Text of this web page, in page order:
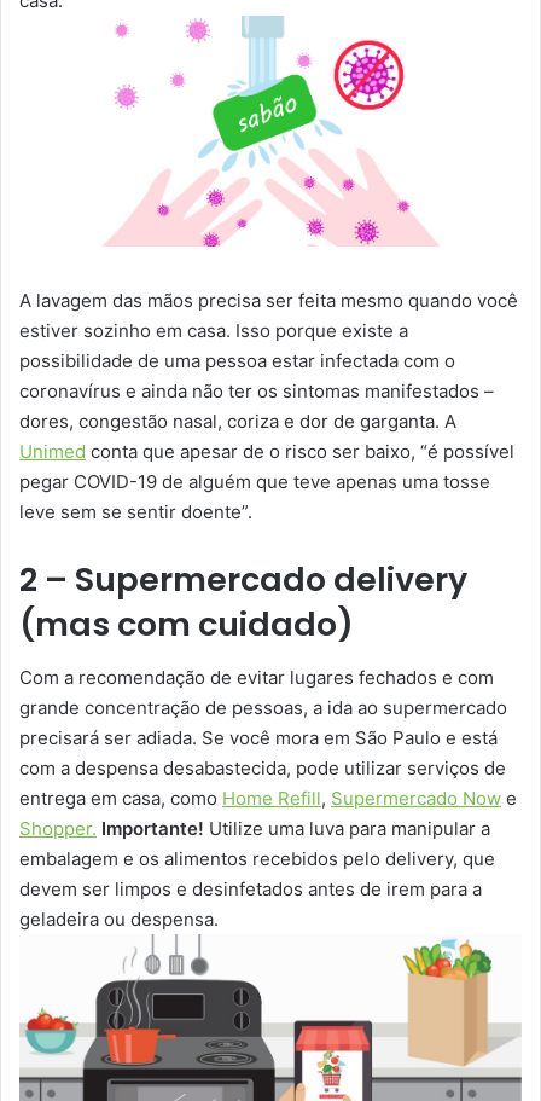
A lavagem das mãos precisa ser feita mesmo quando você
estiver sozinho em casa. Isso porque existe a
possibilidade de uma pessoa estar infectada com o
coronavírus e ainda não ter os sintomas manifestados –
dores, congestão nasal, coriza e dor de garganta. A
Unimed conta que apesar de o risco ser baixo, “é possível
pegar COVID-19 de alguém que teve apenas uma tosse
leve sem se sentir doente”.
2 – Supermercado delivery
(mas com cuidado)
Com a recomendação de evitar lugares fechados e com
grande concentração de pessoas, a ida ao supermercado
precisará ser adiada. Se você mora em São Paulo e está
com a despensa desabastecida, pode utilizar serviços de
entrega em casa, como Home Refill, Supermercado Now e
Shopper. Importante! Utilize uma luva para manipular a
embalagem e os alimentos recebidos pelo delivery, que
devem ser limpos e desinfetados antes de irem para a
geladeira ou despensa.